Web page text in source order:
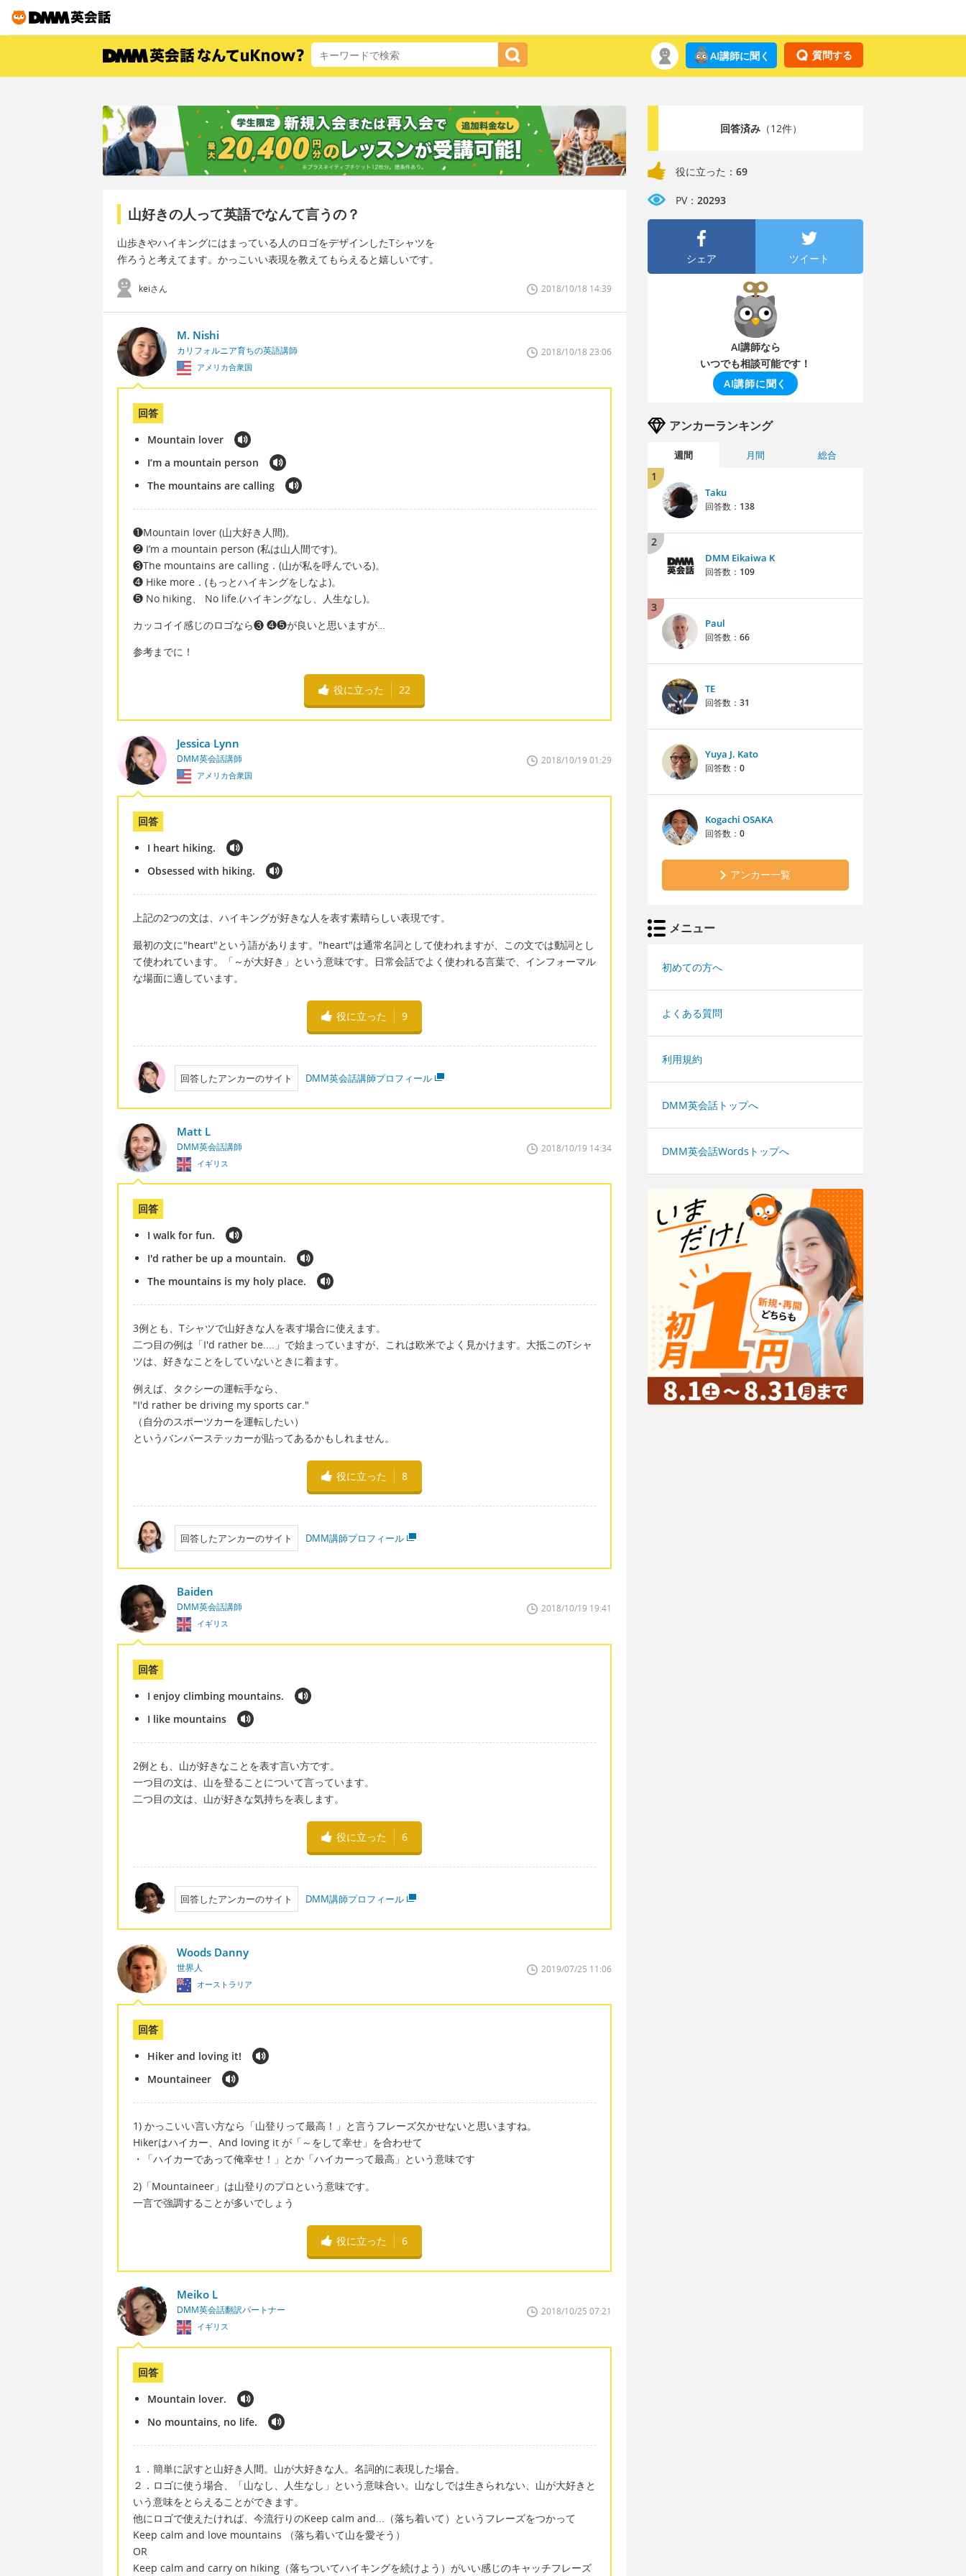
質問する
AI講師に聞く
山好きの人って英語でなんて言うの？
山歩きやハイキングにはまっている人のロゴをデザインしたTシャツを
作ろうと考えてます。かっこいい表現を教えてもらえると嬉しいです。
keiさん 2018/10/18 14:39
M. Nishi
カリフォルニア育ちの英語講師
アメリカ合衆国
2018/10/18 23:06
回答
Mountain lover
I’m a mountain person
The mountains are calling
❶Mountain lover (山大好き人間)。
❷ I’m a mountain person (私は山人間です)。
❸The mountains are calling．(山が私を呼んでいる)。
❹ Hike more．(もっとハイキングをしなよ)。
❺ No hiking、 No life.(ハイキングなし、人生なし)。
カッコイイ感じのロゴなら❸ ❹❺が良いと思いますが…
参考までに！
役に立った 22
Jessica Lynn
DMM英会話講師
アメリカ合衆国
2018/10/19 01:29
回答
I heart hiking.
Obsessed with hiking.
上記の2つの文は、ハイキングが好きな人を表す素晴らしい表現です。
最初の文に"heart"という語があります。"heart"は通常名詞として使われますが、この文では動詞とし
て使われています。「～が大好き」という意味です。日常会話でよく使われる言葉で、インフォーマル
な場面に適しています。
役に立った 9
回答したアンカーのサイト DMM英会話講師プロフィール
Matt L
DMM英会話講師
イギリス
2018/10/19 14:34
回答
I walk for fun.
I'd rather be up a mountain.
The mountains is my holy place.
3例とも、Tシャツで山好きな人を表す場合に使えます。
二つ目の例は「I'd rather be....」で始まっていますが、これは欧米でよく見かけます。大抵このTシャ
ツは、好きなことをしていないときに着ます。
例えば、タクシーの運転手なら、
"I'd rather be driving my sports car."
（自分のスポーツカーを運転したい）
というバンパーステッカーが貼ってあるかもしれません。
役に立った 8
回答したアンカーのサイト DMM講師プロフィール
Baiden
DMM英会話講師
イギリス
2018/10/19 19:41
回答
I enjoy climbing mountains.
I like mountains
2例とも、山が好きなことを表す言い方です。
一つ目の文は、山を登ることについて言っています。
二つ目の文は、山が好きな気持ちを表します。
役に立った 6
回答したアンカーのサイト DMM講師プロフィール
Woods Danny
世界人
オーストラリア
2019/07/25 11:06
回答
Hiker and loving it!
Mountaineer
1) かっこいい言い方なら「山登りって最高！」と言うフレーズ欠かせないと思いますね。
Hikerはハイカー、And loving it が「～をして幸せ」を合わせて
・「ハイカーであって俺幸せ！」とか「ハイカーって最高」という意味です
2)「Mountaineer」は山登りのプロという意味です。
一言で強調することが多いでしょう
役に立った 6
Meiko L
DMM英会話翻訳パートナー
イギリス
2018/10/25 07:21
回答
Mountain lover.
No mountains, no life.
１．簡単に訳すと山好き人間。山が大好きな人。名詞的に表現した場合。
２．ロゴに使う場合、「山なし、人生なし」という意味合い。山なしでは生きられない、山が大好きと
いう意味をとらえることができます。
他にロゴで使えたければ、今流行りのKeep calm and...（落ち着いて）というフレーズをつかって
Keep calm and love mountains （落ち着いて山を愛そう）
OR
Keep calm and carry on hiking（落ちついてハイキングを続けよう）がいい感じのキャッチフレーズ
回答済み（12件）
役に立った： 69
PV： 20293
シェア ツイート
AI講師なら
いつでも相談可能です！
AI講師に聞く
アンカーランキング
週間 月間 総合
1
Taku
回答数： 138
2
DMM Eikaiwa K
回答数： 109
3
Paul
回答数： 66
TE
回答数： 31
Yuya J. Kato
回答数： 0
Kogachi OSAKA
回答数： 0
アンカー一覧
メニュー
初めての方へ
よくある質問
利用規約
DMM英会話トップへ
DMM英会話Wordsトップへ